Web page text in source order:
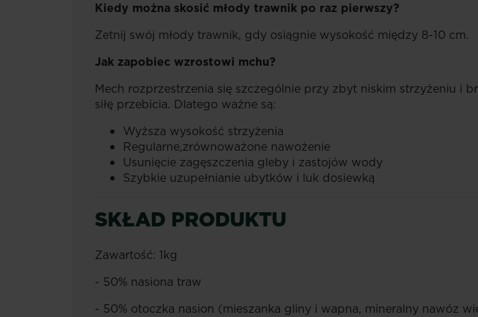
Kiedy można skosić młody trawnik po raz pierwszy?
Zetnij swój młody trawnik, gdy osiągnie wysokość między 8-10 cm.
Jak zapobiec wzrostowi mchu?
Mech rozprzestrzenia się szczególnie przy zbyt niskim strzyżeniu i
siłę przebicia. Dlatego ważne są:
Wyższa wysokość strzyżenia
Regularne,zrównoważone nawożenie
Usunięcie zagęszczenia gleby i zastojów wody
Szybkie uzupełnianie ubytków i luk dosiewką
SKŁAD PRODUKTU
Zawartość: 1kg
- 50% nasiona traw
- 50% otoczka nasion (mieszanka gliny i wapna, mineralny nawóz